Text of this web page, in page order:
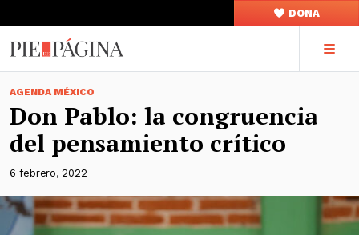
DONA
AGENDA MÉXICO
Don Pablo: la congruencia
del pensamiento crítico
6 febrero, 2022